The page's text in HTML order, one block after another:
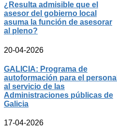
¿Resulta admisible que el
asesor del gobierno local
asuma la función de asesorar
al pleno?
20-04-2026
GALICIA: Programa de
autoformación para el personal
al servicio de las
Administraciones públicas de
Galicia
17-04-2026